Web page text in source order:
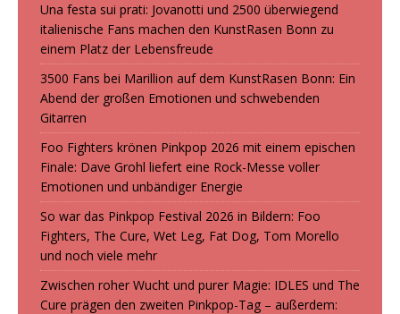
Una festa sui prati: Jovanotti und 2500 überwiegend
italienische Fans machen den KunstRasen Bonn zu
einem Platz der Lebensfreude
3500 Fans bei Marillion auf dem KunstRasen Bonn: Ein
Abend der großen Emotionen und schwebenden
Gitarren
Foo Fighters krönen Pinkpop 2026 mit einem epischen
Finale: Dave Grohl liefert eine Rock-Messe voller
Emotionen und unbändiger Energie
So war das Pinkpop Festival 2026 in Bildern: Foo
Fighters, The Cure, Wet Leg, Fat Dog, Tom Morello
und noch viele mehr
Zwischen roher Wucht und purer Magie: IDLES und The
Cure prägen den zweiten Pinkpop-Tag – außerdem: